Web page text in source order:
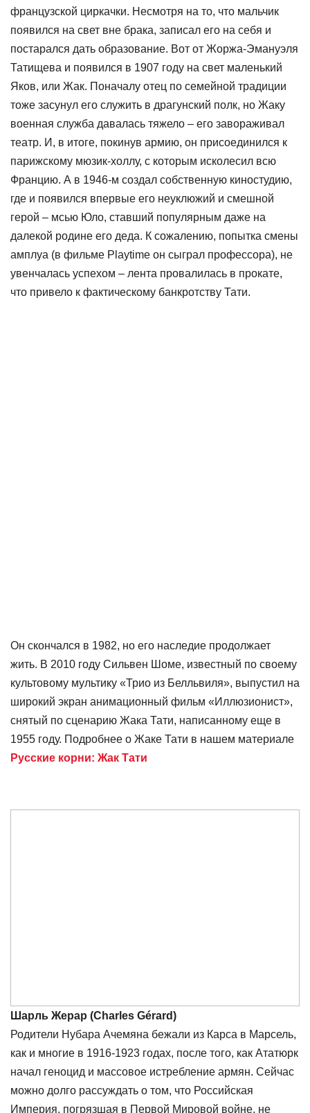
французской циркачки. Несмотря на то, что мальчик
появился на свет вне брака, записал его на себя и
постарался дать образование. Вот от Жоржа-Эмануэля
Татищева и появился в 1907 году на свет маленький
Яков, или Жак. Поначалу отец по семейной традиции
тоже засунул его служить в драгунский полк, но Жаку
военная служба давалась тяжело – его завораживал
театр. И, в итоге, покинув армию, он присоединился к
парижскому мюзик-холлу, с которым исколесил всю
Францию. А в 1946-м создал собственную киностудию,
где и появился впервые его неуклюжий и смешной
герой – мсью Юло, ставший популярным даже на
далекой родине его деда. К сожалению, попытка смены
амплуа (в фильме Playtime он сыграл профессора), не
увенчалась успехом – лента провалилась в прокате,
что привело к фактическому банкротству Тати.
Он скончался в 1982, но его наследие продолжает
жить. В 2010 году Сильвен Шоме, известный по своему
культовому мультику «Трио из Белльвиля», выпустил на
широкий экран анимационный фильм «Иллюзионист»,
снятый по сценарию Жака Тати, написанному еще в
1955 году. Подробнее о Жаке Тати в нашем материале
Русские корни: Жак Тати
Шарль Жерар (Charles Gérard)
Родители Нубара Ачемяна бежали из Карса в Марсель,
как и многие в 1916-1923 годах, после того, как Ататюрк
начал геноцид и массовое истребление армян. Сейчас
можно долго рассуждать о том, что Российская
Империя, погрязшая в Первой Мировой войне, не